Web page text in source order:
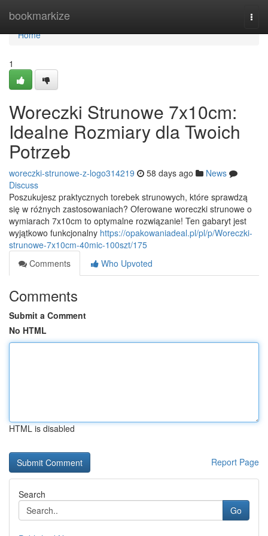
bookmarkize
Home
Home
1
Woreczki Strunowe 7x10cm:
Idealne Rozmiary dla Twoich
Potrzeb
woreczki-strunowe-z-logo314219 58 days ago
News
Discuss
Poszukujesz praktycznych torebek strunowych, które sprawdzą
się w różnych zastosowaniach? Oferowane woreczki strunowe o
wymiarach 7x10cm to optymalne rozwiązanie! Ten gabaryt jest
wyjątkowo funkcjonalny https://opakowaniadeal.pl/pl/p/Woreczki-
strunowe-7x10cm-40mic-100szt/175
Comments
Who Upvoted
Comments
Submit a Comment
No HTML
HTML is disabled
Report Page
Search
Go